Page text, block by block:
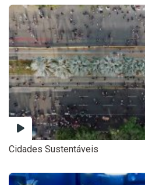
Cidades Sustentáveis